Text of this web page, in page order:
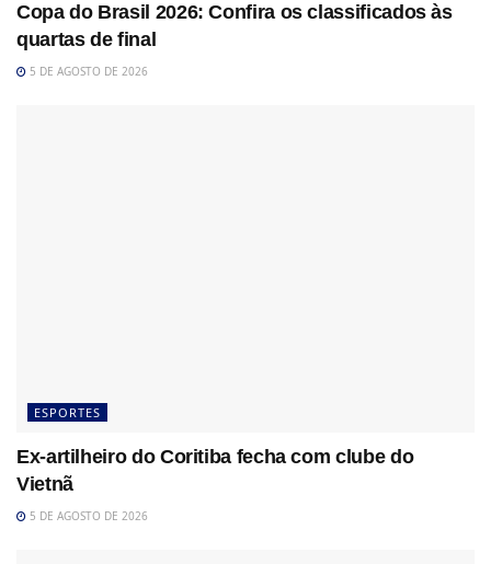
Copa do Brasil 2026: Confira os classificados às
quartas de final
5 DE AGOSTO DE 2026
ESPORTES
Ex-artilheiro do Coritiba fecha com clube do
Vietnã
5 DE AGOSTO DE 2026